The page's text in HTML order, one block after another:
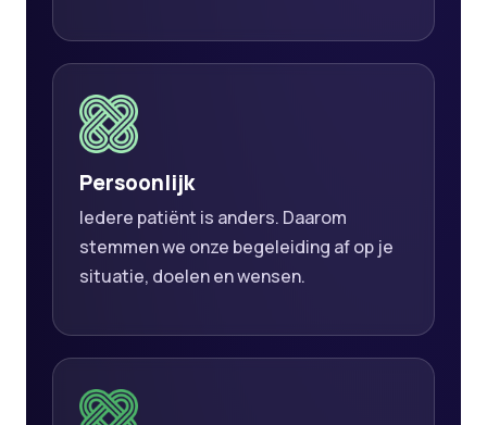
Persoonlijk
Iedere patiënt is anders. Daarom
stemmen we onze begeleiding af op je
situatie, doelen en wensen.